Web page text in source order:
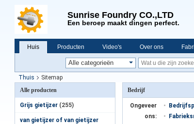
Sunrise Foundry CO.,LTD
Een beroep maakt dingen perfect.
Huis Producten Video's Over ons
Thuis
Sitemap
Alle producten
Grijs gietijzer (255)
van gietijzer of van gietijzer
Bedrijf
Ongeveer
ons: